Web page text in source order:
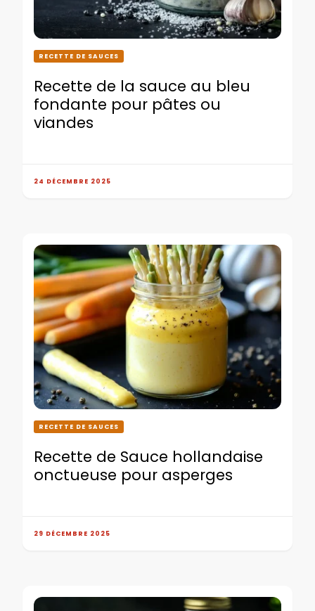
RECETTE DE SAUCES
Recette de la sauce au bleu
fondante pour pâtes ou
viandes
24 DÉCEMBRE 2025
RECETTE DE SAUCES
Recette de Sauce hollandaise
onctueuse pour asperges
29 DÉCEMBRE 2025